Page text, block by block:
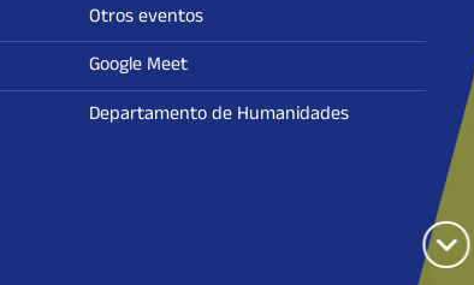
Otros eventos
Google Meet
Departamento de Humanidades